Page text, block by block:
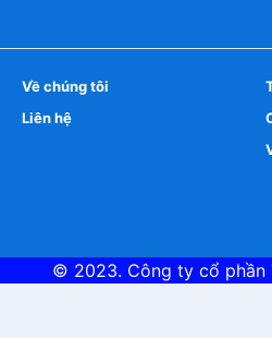
Về chúng tôi
Liên hệ
© 2023. Công ty cổ phần